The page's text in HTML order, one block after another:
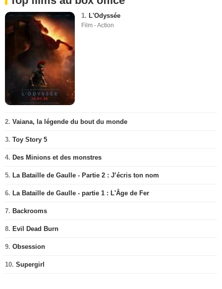
1. L'Odyssée
Film - Action
2. Vaiana, la légende du bout du monde
3. Toy Story 5
4. Des Minions et des monstres
5. La Bataille de Gaulle - Partie 2 : J’écris ton nom
6. La Bataille de Gaulle - partie 1 : L'Âge de Fer
7. Backrooms
8. Evil Dead Burn
9. Obsession
10. Supergirl